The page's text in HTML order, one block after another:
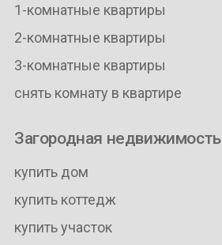
1-комнатные квартиры
2-комнатные квартиры
3-комнатные квартиры
снять комнату в квартире
Загородная недвижимость
купить дом
купить коттедж
купить участок